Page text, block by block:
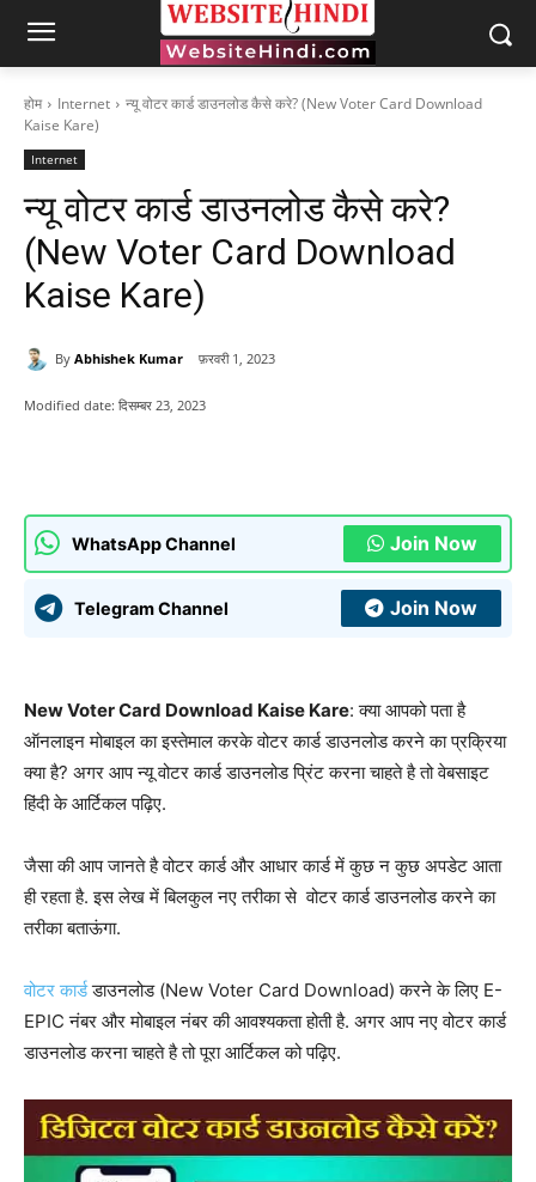
होम Internet
न्यू वोटर कार्ड डाउनलोड कैसे करे? (New Voter Card Download
Kaise Kare)
Internet
न्यू वोटर कार्ड डाउनलोड कैसे करे?
(New Voter Card Download
Kaise Kare)
By Abhishek Kumar फ़रवरी 1, 2023
Modified date: दिसम्बर 23, 2023
WhatsApp Channel Join Now
Telegram Channel Join Now
New Voter Card Download Kaise Kare: क्या आपको पता है
ऑनलाइन मोबाइल का इस्तेमाल करके वोटर कार्ड डाउनलोड करने का प्रक्रिया
क्या है? अगर आप न्यू वोटर कार्ड डाउनलोड प्रिंट करना चाहते है तो वेबसाइट
हिंदी के आर्टिकल पढ़िए.
जैसा की आप जानते है वोटर कार्ड और आधार कार्ड में कुछ न कुछ अपडेट आता
ही रहता है. इस लेख में बिलकुल नए तरीका से वोटर कार्ड डाउनलोड करने का
तरीका बताऊंगा.
वोटर कार्डडाउनलोड (New Voter Card Download) करने के लिए E-
EPIC नंबर और मोबाइल नंबर की आवश्यकता होती है. अगर आप नए वोटर कार्ड
डाउनलोड करना चाहते है तो पूरा आर्टिकल को पढ़िए.